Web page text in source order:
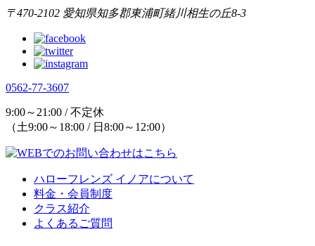
〒470-2102 愛知県知多郡東浦町緒川相生の丘8-3
0562-77-3607
9:00～21:00 / 不定休
（土9:00～18:00 / 日8:00～12:00）
ハローフレンズ イノアについて
料金・会員制度
クラス紹介
よくあるご質問